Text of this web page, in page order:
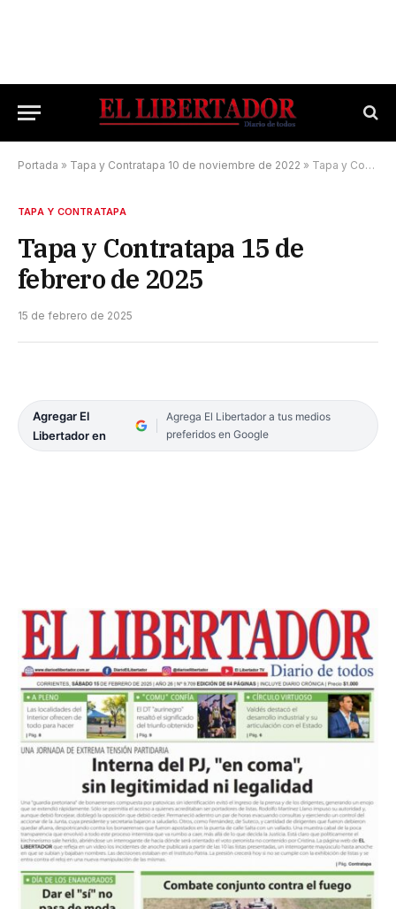
Portada » Tapa y Contratapa 10 de noviembre de 2022 » Tapa y Contratapa 15 de febrero de 2025
TAPA Y CONTRATAPA
Tapa y Contratapa 15 de
febrero de 2025
15 de febrero de 2025
Agregar El
Libertador en
Agrega El Libertador a tus medios
preferidos en Google